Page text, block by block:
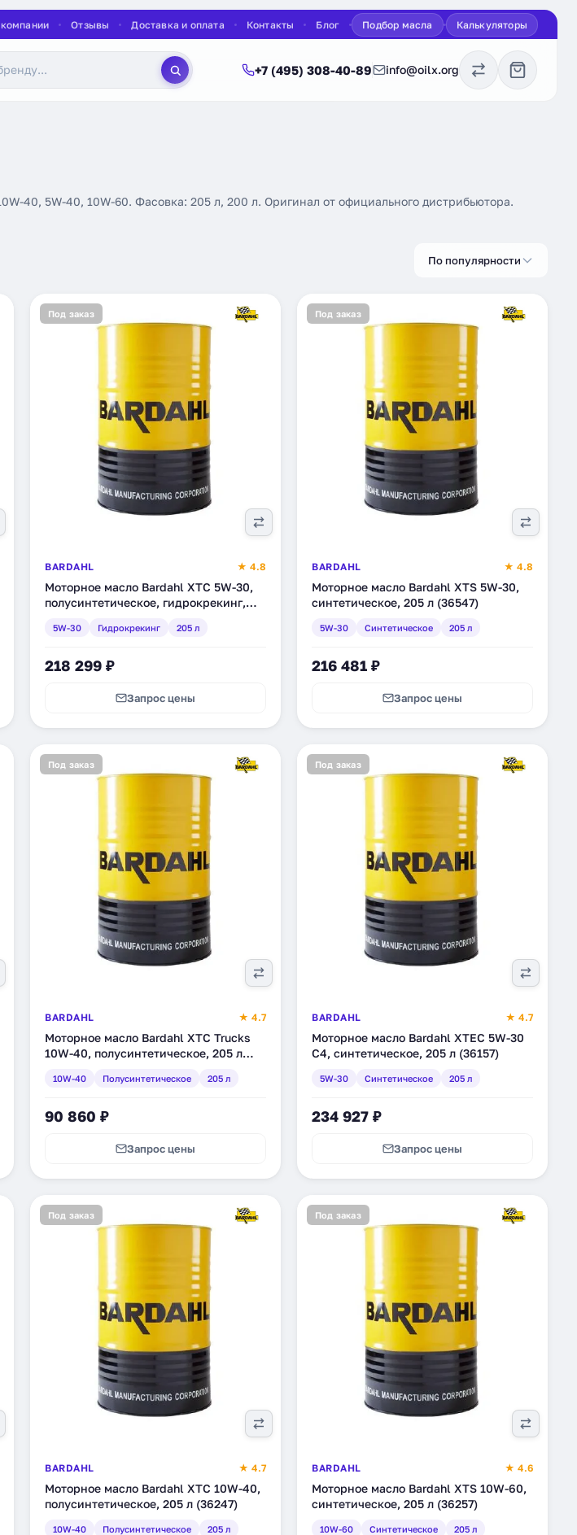
Отзывы Доставка и оплата Контакты Блог Подбор масла Калькуляторы
+7 (495) 308-40-89 info@oilx.org
40, 5W-40, 10W-60. Фасовка: 205 л, 200 л. Оригинал от официального дистрибьютора.
По популярности
Под заказ
BARDAHL ★ 4.8
Моторное масло Bardahl XTC 5W-30,
полусинтетическое, гидрокрекинг,
5W-30 Гидрокрекинг 205 л
218 299 ₽
Запрос цены
Под заказ
BARDAHL ★ 4.8
Моторное масло Bardahl XTS 5W-30,
синтетическое, 205 л (36547)
5W-30 Синтетическое 205 л
216 481 ₽
Запрос цены
Под заказ
BARDAHL ★ 4.7
Моторное масло Bardahl XTС Trucks
10W-40, полусинтетическое, 205 л
10W-40 Полусинтетическое 205 л
90 860 ₽
Запрос цены
Под заказ
BARDAHL ★ 4.7
Моторное масло Bardahl XTEC 5W-30
C4, синтетическое, 205 л (36157)
5W-30 Синтетическое 205 л
234 927 ₽
Запрос цены
Под заказ
BARDAHL ★ 4.7
Моторное масло Bardahl XTC 10W-40,
полусинтетическое, 205 л (36247)
10W-40 Полусинтетическое 205 л
Под заказ
BARDAHL ★ 4.6
Моторное масло Bardahl XTS 10W-60,
синтетическое, 205 л (36257)
10W-60 Синтетическое 205 л